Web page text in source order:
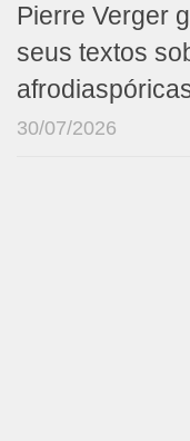
Pierre Verger
seus textos
30/07/2026